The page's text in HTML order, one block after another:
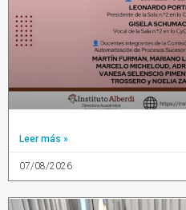
Leer más »
07/08/2026